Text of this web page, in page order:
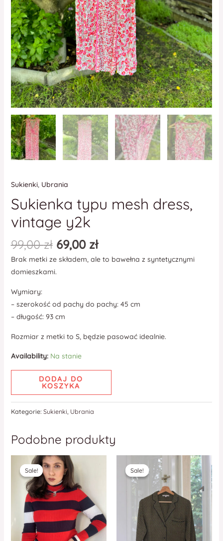
Sukienki, Ubrania
Sukienka typu mesh dress,
vintage y2k
99,00zł 69,00 zł
Brak metki ze składem, ale to bawełna z syntetycznymi
domieszkami.
Wymiary:
– szerokość od pachy do pachy: 45 cm
– długość: 93 cm
Rozmiar z metki to S, będzie pasować idealnie.
Availability: Na stanie
DODAJ DO
KOSZYKA
Kategorie: Sukienki, Ubrania
Podobne produkty
Sale!
Sale! Sale!
Sale!